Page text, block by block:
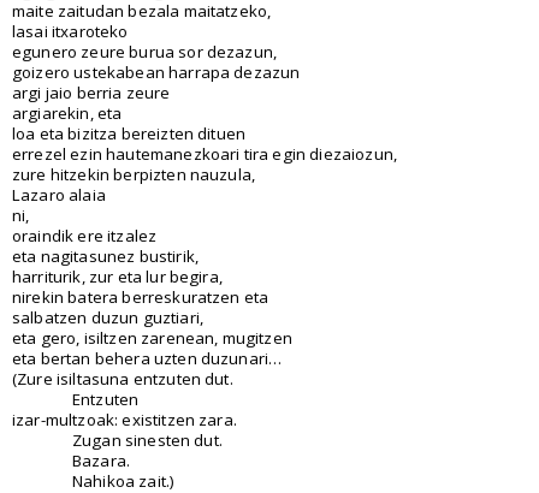
maite zaitudan bezala maitatzeko,
lasai itxaroteko
egunero zeure burua sor dezazun,
goizero ustekabean harrapa dezazun
argi jaio berria zeure
argiarekin, eta
loa eta bizitza bereizten dituen
errezel ezin hautemanezkoari tira egin diezaiozun,
zure hitzekin berpizten nauzula,
Lazaro alaia
ni,
oraindik ere itzalez
eta nagitasunez bustirik,
harriturik, zur eta lur begira,
nirekin batera berreskuratzen eta
salbatzen duzun guztiari,
eta gero, isiltzen zarenean, mugitzen
eta bertan behera uzten duzunari…
(Zure isiltasuna entzuten dut.
Entzuten
izar-multzoak: existitzen zara.
Zugan sinesten dut.
Bazara.
Nahikoa zait.)